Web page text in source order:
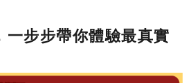
一步步帶你體驗最真實